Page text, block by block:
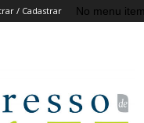
/ Cadastrar No menu